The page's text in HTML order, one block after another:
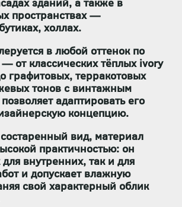
пространствах —
холлах.
в любой оттенок по
— от классических тёплых ivory
графитовых, терракотовых
тонов с винтажным
адаптировать его
концепцию.
вид, материал
практичностью: он
для внутренних, так и для
и допускает влажную
свой характерный облик